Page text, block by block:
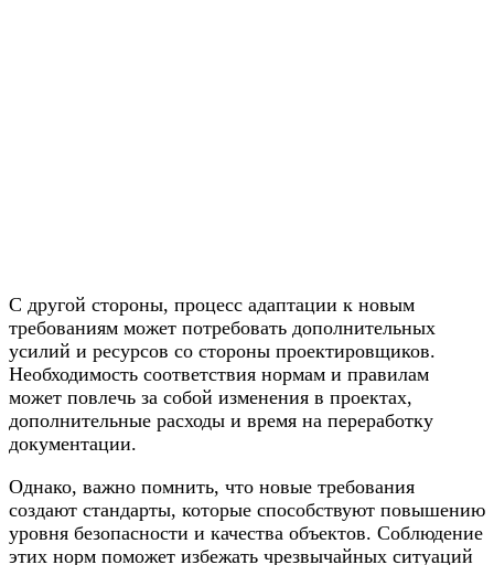
С другой стороны, процесс адаптации к новым
требованиям может потребовать дополнительных
усилий и ресурсов со стороны проектировщиков.
Необходимость соответствия нормам и правилам
может повлечь за собой изменения в проектах,
дополнительные расходы и время на переработку
документации.
Однако, важно помнить, что новые требования
создают стандарты, которые способствуют повышению
уровня безопасности и качества объектов. Соблюдение
этих норм поможет избежать чрезвычайных ситуаций